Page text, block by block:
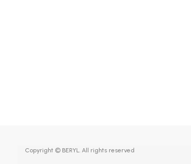
Copyright © BERYL. All rights reserved